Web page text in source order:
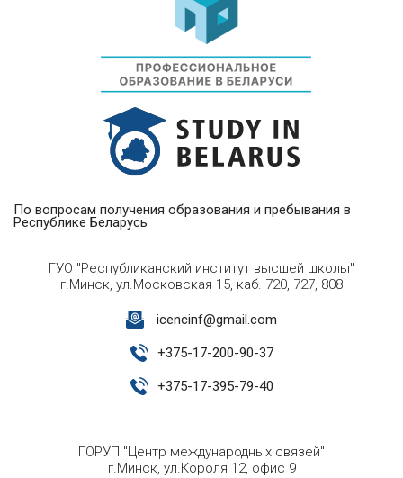
По вопросам получения образования и пребывания в
Республике Беларусь
ГУО "Республиканский институт высшей школы"
г.Минск, ул.Московская 15, каб. 720, 727, 808
icencinf@gmail.com
+375-17-200-90-37
+375-17-395-79-40
ГОРУП "Центр международных связей"
г.Минск, ул.Короля 12, офис 9